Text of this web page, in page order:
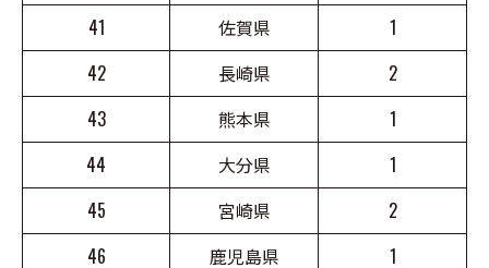
41
佐賀県
1
42
長崎県
2
43
熊本県
1
44
大分県
1
45
宮崎県
2
46
鹿児島県
1